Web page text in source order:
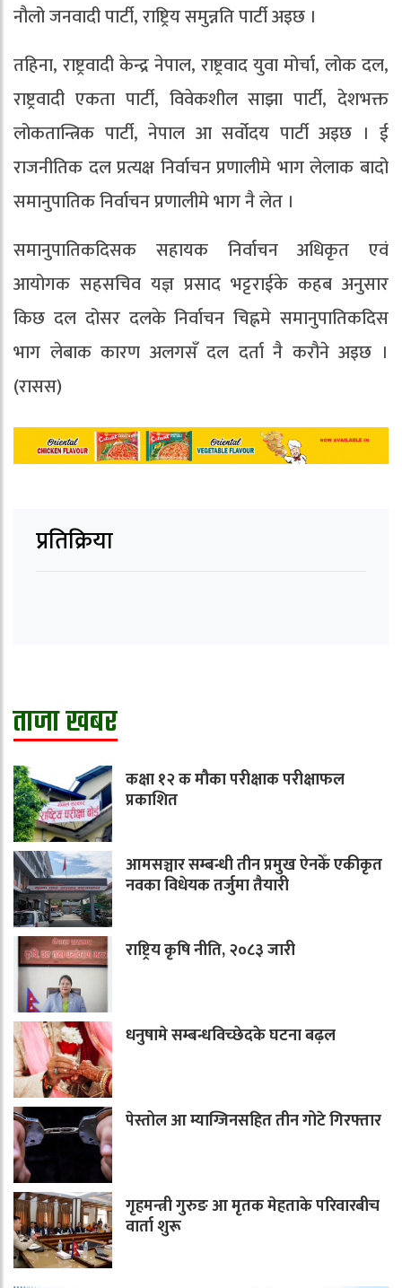
नौलो जनवादी पार्टी, राष्ट्रिय समुन्नति पार्टी अइछ ।
तहिना, राष्ट्रवादी केन्द्र नेपाल, राष्ट्रवाद युवा मोर्चा, लोक दल,
राष्ट्रवादी एकता पार्टी, विवेकशील साझा पार्टी, देशभक्त
लोकतान्त्रिक पार्टी, नेपाल आ सर्वोदय पार्टी अइछ । ई
राजनीतिक दल प्रत्यक्ष निर्वाचन प्रणालीमे भाग लेलाक बादो
समानुपातिक निर्वाचन प्रणालीमे भाग नै लेत ।
समानुपातिकदिसक सहायक निर्वाचन अधिकृत एवं
आयोगक सहसचिव यज्ञ प्रसाद भट्टराईके कहब अनुसार
किछ दल दोसर दलके निर्वाचन चिह्नमे समानुपातिकदिस
भाग लेबाक कारण अलगसँ दल दर्ता नै करौने अइछ ।
(रासस)
प्रतिक्रिया
ताजा खबर
कक्षा १२ क मौका परीक्षाक परीक्षाफल
प्रकाशित
आमसञ्चार सम्बन्धी तीन प्रमुख ऐनकेँ एकीकृत
नवका विधेयक तर्जुमा तैयारी
राष्ट्रिय कृषि नीति, २०८३ जारी
धनुषामे सम्बन्धविच्छेदके घटना बढ़ल
पेस्तोल आ म्याग्जिनसहित तीन गोटे गिरफ्तार
गृहमन्त्री गुरुङ आ मृतक मेहताके परिवारबीच
वार्ता शुरू